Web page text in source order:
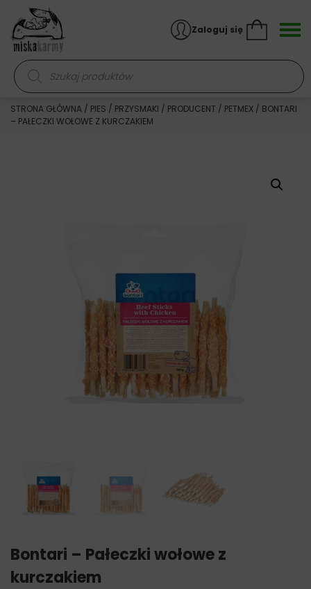
Skocz do treści
Wyszukiwarka produktów
Zaloguj się
STRONA GŁÓWNA / PIES / PRZYSMAKI / PRODUCENT / PETMEX / BONTARI
– PAŁECZKI WOŁOWE Z KURCZAKIEM
Bontari – Pałeczki wołowe z
kurczakiem